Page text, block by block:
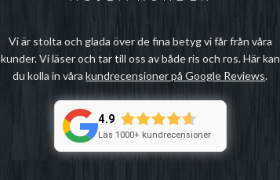
Vi är stolta och glada över de fina betyg vi får från våra
kunder. Vi läser och tar till oss av både ris och ros. Här kan
du kolla in vårakundrecensioner på Google Reviews.
4.9
Läs 1000+ kundrecensioner